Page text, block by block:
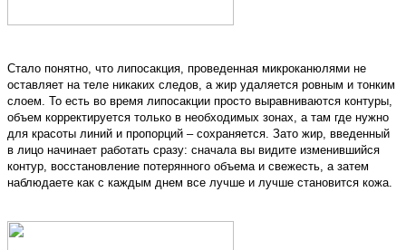
Стало понятно, что липосакция, проведенная микроканюлями не
оставляет на теле никаких следов, а жир удаляется ровным и тонким
слоем. То есть во время липосакции просто выравниваются контуры,
объем корректируется только в необходимых зонах, а там где нужно
для красоты линий и пропорций – сохраняется. Зато жир, введенный
в лицо начинает работать сразу: сначала вы видите изменившийся
контур, восстановление потерянного объема и свежесть, а затем
наблюдаете как с каждым днем все лучше и лучше становится кожа.